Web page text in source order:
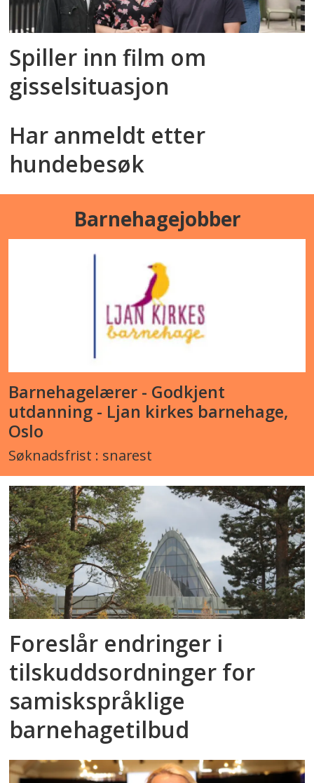
Spiller inn film om
gisselsituasjon
Har anmeldt etter
hundebesøk
Barnehagejobber
Barnehagelærer - Godkjent
utdanning - Ljan kirkes barnehage,
Oslo
Søknadsfrist : snarest
Foreslår endringer i
tilskuddsordninger for
samiskspråklige
barnehagetilbud